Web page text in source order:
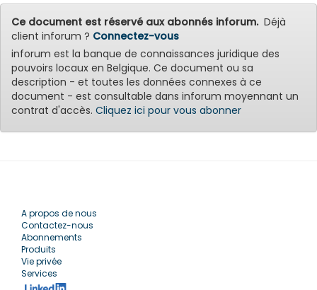
Ce document est réservé aux abonnés inforum.Déjà
client inforum ? Connectez-vous
inforum est la banque de connaissances juridique des
pouvoirs locaux en Belgique. Ce document ou sa
description - et toutes les données connexes à ce
document - est consultable dans inforum moyennant un
contrat d'accès. Cliquez ici pour vous abonner
A propos de nous
Contactez-nous
Abonnements
Produits
Vie privée
Services